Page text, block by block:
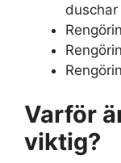
Varför
viktig?